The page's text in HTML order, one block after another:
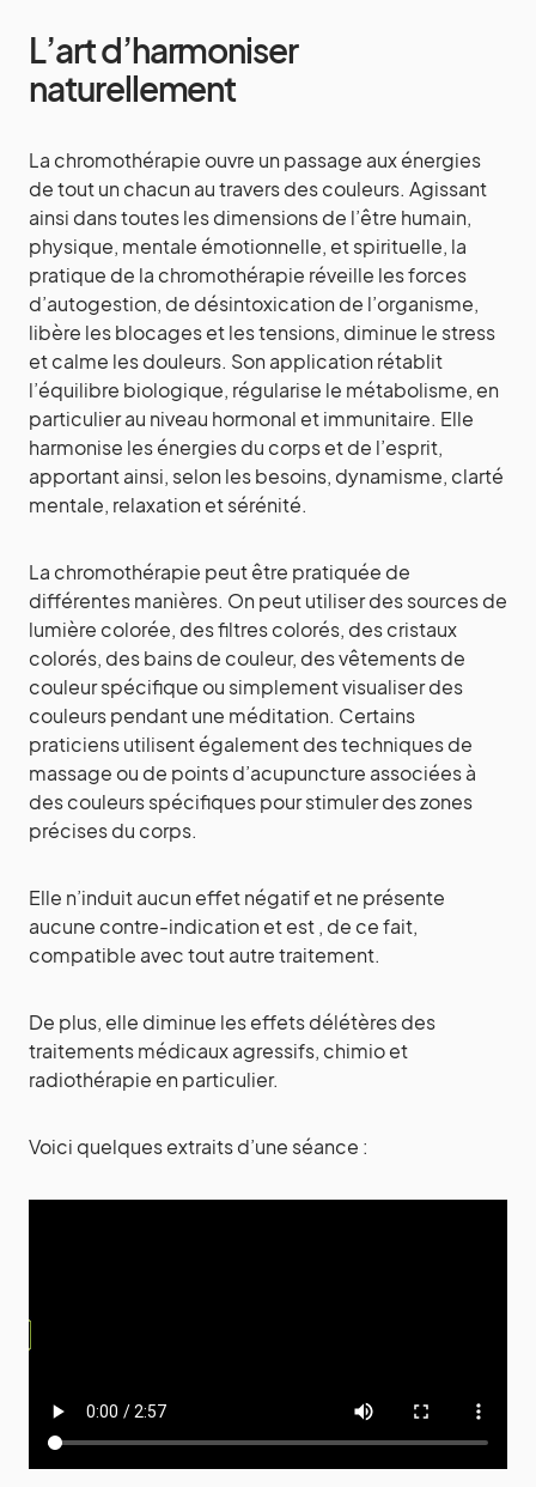
L’art d’harmoniser
naturellement
La chromothérapie ouvre un passage aux énergies
de tout un chacun au travers des couleurs. Agissant
ainsi dans toutes les dimensions de l’être humain,
physique, mentale émotionnelle, et spirituelle, la
pratique de la chromothérapie réveille les forces
d’autogestion, de désintoxication de l’organisme,
libère les blocages et les tensions, diminue le stress
et calme les douleurs. Son application rétablit
l’équilibre biologique, régularise le métabolisme, en
particulier au niveau hormonal et immunitaire. Elle
harmonise les énergies du corps et de l’esprit,
apportant ainsi, selon les besoins, dynamisme, clarté
mentale, relaxation et sérénité.
La chromothérapie peut être pratiquée de
différentes manières. On peut utiliser des sources de
lumière colorée, des filtres colorés, des cristaux
colorés, des bains de couleur, des vêtements de
couleur spécifique ou simplement visualiser des
couleurs pendant une méditation. Certains
praticiens utilisent également des techniques de
massage ou de points d’acupuncture associées à
des couleurs spécifiques pour stimuler des zones
précises du corps.
Elle n’induit aucun effet négatif et ne présente
aucune contre-indication et est , de ce fait,
compatible avec tout autre traitement.
De plus, elle diminue les effets délétères des
traitements médicaux agressifs, chimio et
radiothérapie en particulier.
Voici quelques extraits d’une séance :